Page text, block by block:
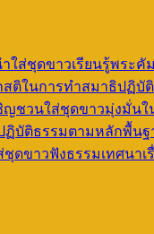
ส่ชุดขาวเรียนรู้พร
สติในการทำสมาธิปฏิ
ญชวนใส่ชุดขาวมุ่งมั่
ฏิบัติธรรมตามหลักพื้
ขาวฟังธรรมเทศนา